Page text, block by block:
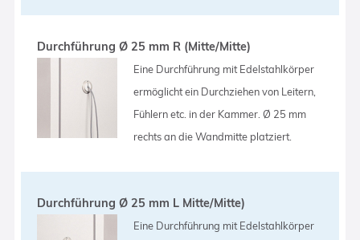
Durchführung Ø 25 mm R (Mitte/Mitte)
Eine Durchführung mit Edelstahlkörper
ermöglicht ein Durchziehen von Leitern,
Fühlern etc. in der Kammer. Ø 25 mm
rechts an die Wandmitte platziert.
Durchführung Ø 25 mm L Mitte/Mitte)
Eine Durchführung mit Edelstahlkörper